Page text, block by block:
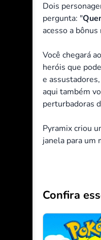
Dois
pergunta: "
acesso a
Você chegará
heróis que
e
aqui também
perturbadoras
Pyramix criou
janela para um
Confira